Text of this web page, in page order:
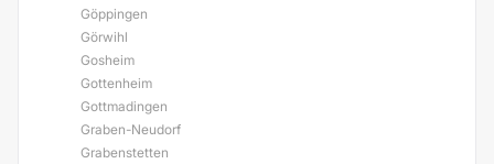
Göppingen
Görwihl
Gosheim
Gottenheim
Gottmadingen
Graben-Neudorf
Grabenstetten